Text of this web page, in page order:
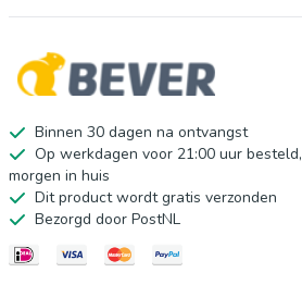
Binnen 30 dagen na ontvangst
Op werkdagen voor 21:00 uur besteld,
morgen in huis
Dit product wordt gratis verzonden
Bezorgd door PostNL